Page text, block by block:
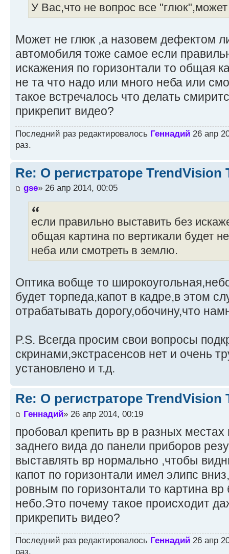
У Вас,что не вопрос все
Может не глюк ,а назовем дефектом
автомобиля тоже самое если
искажения по горизонтали то общая
не та что надо или много неба или
такое встречалось что делать
прикрепит видео?
Последний раз редактировалось Геннадий 26 апр
раз.
Re: О регистраторе TrendVision
gse» 26 апр 2014, 00:05
если правильно выставить без
общая картина по вертикали будет
неба или смотреть в землю.
Оптика вобще то
будет торпеда,капот в кадре,в этом
отрабатывать дорогу,обочину,что
P.S. Всегда просим свои вопросы
скринами,экстрасенсов нет и очень
установлено и т.д.
Re: О регистраторе TrendVision
Геннадий» 26 апр 2014, 00:19
пробовал крепить вр в разных
заднего вида до панели приборов
выставлять вр нормально ,чтобы
капот по горизонтали имел элипс
ровным по горизонтали то картина
небо.Это почему такое происходит
прикрепить видео?
Последний раз редактировалось Геннадий 26 апр
раз.